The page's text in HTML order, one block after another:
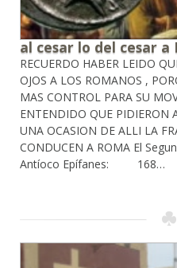
al cesar lo del cesar a
RECUERDO HABER LEIDO
OJOS A LOS ROMANOS ,
MAS CONTROL PARA SU
ENTENDIDO QUE PIDIERON
UNA OCASION DE ALLI LA
CONDUCEN A ROMA El
Antíoco Epífanes: 168…